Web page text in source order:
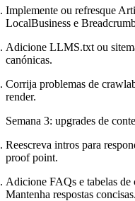
Implemente ou refresque
LocalBusiness e
Adicione LLMS.txt ou
canónicas.
Corrija problemas de
render.
Semana 3: upgrades de
Reescreva intros para
proof point.
Adicione FAQs e tabelas de
Mantenha respostas concisas.